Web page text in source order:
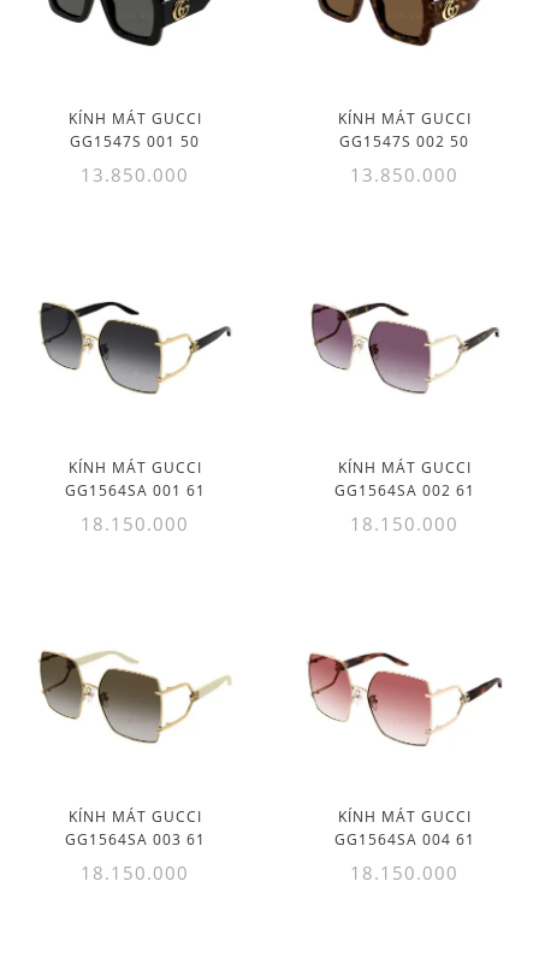
KÍNH MÁT GUCCI
GG1547S 001 50
13.850.000
KÍNH MÁT GUCCI
GG1547S 002 50
13.850.000
KÍNH MÁT GUCCI
GG1564SA 001 61
18.150.000
KÍNH MÁT GUCCI
GG1564SA 002 61
18.150.000
KÍNH MÁT GUCCI
GG1564SA 003 61
18.150.000
KÍNH MÁT GUCCI
GG1564SA 004 61
18.150.000